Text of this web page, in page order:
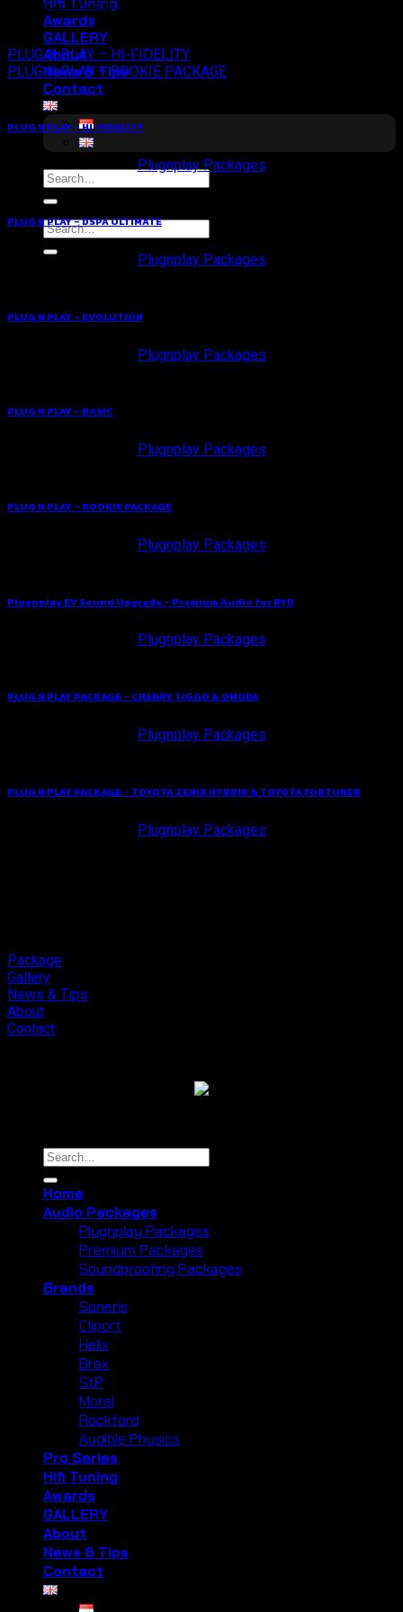
Awards
GALLERY
About
News & Tips
Contact
Search
for:
Search
for:
dirasakan, membuat setiap perjalanan lebih bermakna.
PLUG N PLAY – HI-FIDELITY
PLUG N PLAY – ROOKIE PACKAGE
PLUG N PLAY – HI-FIDELITY
Plugnplay Packages
PLUG N PLAY – DSPA ULTIMATE
Plugnplay Packages
PLUG N PLAY – EVOLUTION
Plugnplay Packages
PLUG N PLAY – BASIC
Plugnplay Packages
PLUG N PLAY – ROOKIE PACKAGE
Plugnplay Packages
Plugnplay EV Sound Upgrade – Premium Audio for BYD
Plugnplay Packages
PLUG N PLAY PACKAGE – CHERRY TIGGO & OMODA
Plugnplay Packages
PLUG N PLAY PACKAGE – TOYOTA ZENIX HYBRID & TOYOTA FORTUNER
Plugnplay Packages
Package
Gallery
News & Tips
About
Contact
Search
for:
Home
Audio Packages
Plugnplay Packages
Premium Packages
Soundproofing Packages
Brands
Soneris
Cliport
Helix
Brax
StP
Morel
Rockford
Audible Physics
Pro Series
Hifi Tuning
Awards
GALLERY
About
News & Tips
Contact